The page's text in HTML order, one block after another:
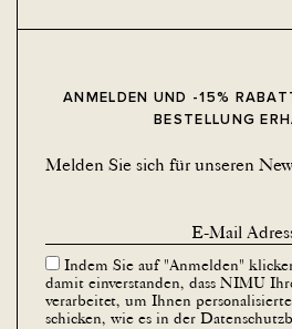
ANMELDEN UND -15%
BESTELLUNG
Melden Sie sich für unseren
Indem Sie auf "Anmelden"
damit einverstanden, dass NIMU
verarbeitet, um Ihnen
schicken, wie es in der